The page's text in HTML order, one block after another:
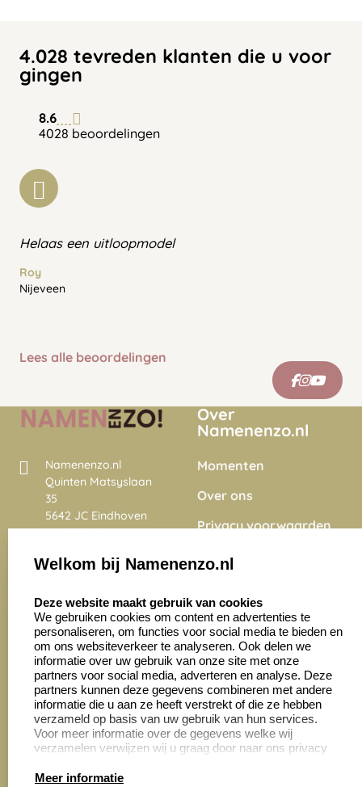
4.028 tevreden klanten die u voor
gingen
8.6
4028 beoordelingen
Helaas een uitloopmodel
Roy
Nijeveen
Lees alle beoordelingen
Namenenzo.nl
Quinten Matsyslaan
35
5642 JC Eindhoven
Nederland
4028 beoordelingen
Over
Namenenzo.nl
Momenten
Over ons
Privacy voorwaarden
Onze vacatures
Zakelijk:
Aanvraag op maat
Cadeaubonnen
Klantenservice:
Contact opnemen
Veelgestelde vragen
Retourneren
Welkom bij Namenenzo.nl
Deze website maakt gebruik van cookies
We gebruiken cookies om content en advertenties te
personaliseren, om functies voor social media te bieden en
om ons websiteverkeer te analyseren. Ook delen we
informatie over uw gebruik van onze site met onze
partners voor social media, adverteren en analyse. Deze
partners kunnen deze gegevens combineren met andere
informatie die u aan ze heeft verstrekt of die ze hebben
verzameld op basis van uw gebruik van hun services.
Voor meer informatie over de gegevens welke wij
verzamelen verwijzen wij u graag door naar ons privacy
Meer informatie